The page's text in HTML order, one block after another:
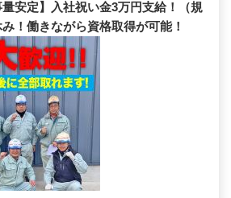
量安定】入社祝い金3万円支給！（規
！働きながら資格取得が可能！